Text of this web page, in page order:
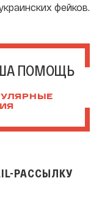
фейков.
ПОМОЩЬ
РАССЫЛКУ